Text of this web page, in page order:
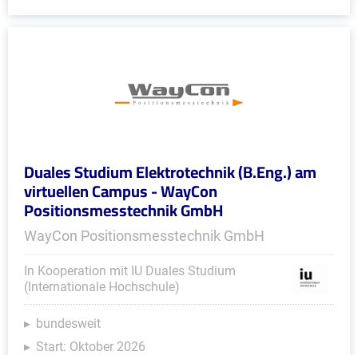
Duales Studium Elektrotechnik (B.Eng.) am
virtuellen Campus - WayCon
Positionsmesstechnik GmbH
WayCon Positionsmesstechnik GmbH
In Kooperation mit IU Duales Studium
(Internationale Hochschule)
bundesweit
Start: Oktober 2026